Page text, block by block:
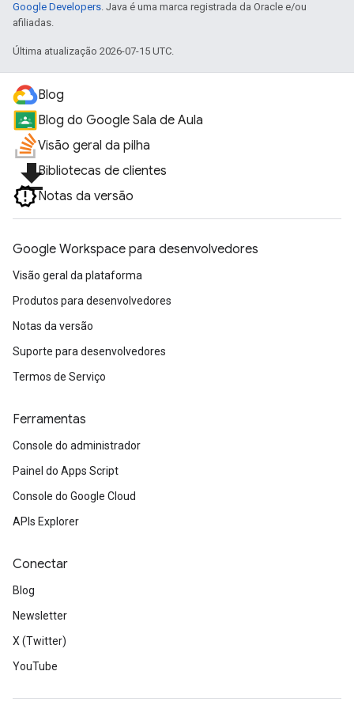
Google Developers. Java é uma marca registrada da Oracle e/ou
afiliadas.
Última atualização 2026-07-15 UTC.
Blog
Blog do Google Sala de Aula
Visão geral da pilha
file_downloadBibliotecas de clientes
Notas da versão
Google Workspace para desenvolvedores
Visão geral da plataforma
Produtos para desenvolvedores
Notas da versão
Suporte para desenvolvedores
Termos de Serviço
Ferramentas
Console do administrador
Painel do Apps Script
Console do Google Cloud
APIs Explorer
Conectar
Blog
Newsletter
X (Twitter)
YouTube